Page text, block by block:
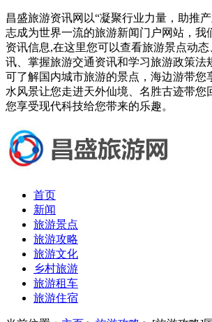
昌盛旅游资讯网以“凝聚行业力量，助推
志成为世界一流的旅游新闻门户网站，我
资讯信息,在这里您可以查看旅游景点动
讯、掌握旅游交通资讯和学习旅游政策法
可了解国内城市旅游的景点，海边游带您
水风景让您走进天外仙境、名胜古迹带您
您享受现代科技给您带来的乐趣。
首页
新闻
旅游景点
旅游攻略
旅游文化
乡村旅游
旅游租车
旅游住宿